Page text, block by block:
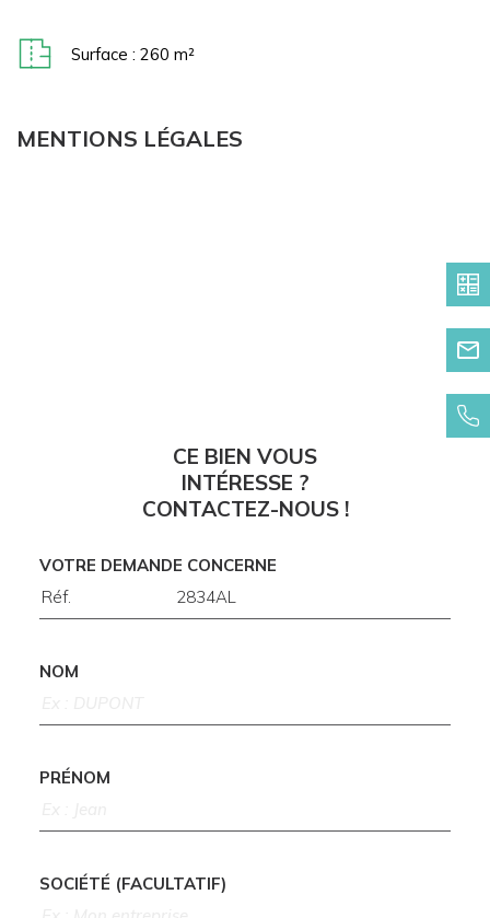
Surface : 260 m²
MENTIONS LÉGALES
CE BIEN VOUS
INTÉRESSE ?
CONTACTEZ-NOUS !
VOTRE DEMANDE CONCERNE
NOM
PRÉNOM
SOCIÉTÉ (FACULTATIF)